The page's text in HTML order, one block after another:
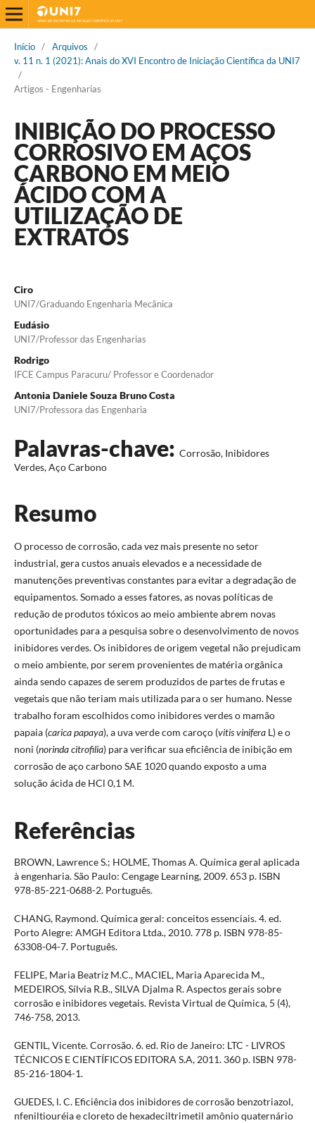
Início / Arquivos
/
v. 11 n. 1 (2021): Anais do XVI Encontro de Iniciação Científica da UNI7
/
Artigos - Engenharias
INIBIÇÃO DO PROCESSO
CORROSIVO EM AÇOS
CARBONO EM MEIO
ÁCIDO COM A
UTILIZAÇÃO DE
EXTRATOS
Ciro
UNI7/Graduando Engenharia Mecânica
Eudásio
UNI7/Professor das Engenharias
Rodrigo
IFCE Campus Paracuru/ Professor e Coordenador
Antonia Daniele Souza Bruno Costa
UNI7/Professora das Engenharia
Palavras-chave: Corrosão, Inibidores
Verdes, Aço Carbono
Resumo
O processo de corrosão, cada vez mais presente no setor
industrial, gera custos anuais elevados e a necessidade de
manutenções preventivas constantes para evitar a degradação de
equipamentos. Somado a esses fatores, as novas políticas de
redução de produtos tóxicos ao meio ambiente abrem novas
oportunidades para a pesquisa sobre o desenvolvimento de novos
inibidores verdes. Os inibidores de origem vegetal não prejudicam
o meio ambiente, por serem provenientes de matéria orgânica
ainda sendo capazes de serem produzidos de partes de frutas e
vegetais que não teriam mais utilizada para o ser humano. Nesse
trabalho foram escolhidos como inibidores verdes o mamão
papaia (carica papaya), a uva verde com caroço (vitis viniferaL) e o
noni (norinda citrofilia) para verificar sua eficiência de inibição em
corrosão de aço carbono SAE 1020 quando exposto a uma
solução ácida de HCl 0,1 M.
Referências
BROWN, Lawrence S.; HOLME, Thomas A. Química geral aplicada
à engenharia. São Paulo: Cengage Learning, 2009. 653 p. ISBN
978-85-221-0688-2. Português.
CHANG, Raymond. Química geral: conceitos essenciais. 4. ed.
Porto Alegre: AMGH Editora Ltda., 2010. 778 p. ISBN 978-85-
63308-04-7. Português.
FELIPE, Maria Beatriz M.C., MACIEL, Maria Aparecida M.,
MEDEIROS, Sílvia R.B., SILVA Djalma R. Aspectos gerais sobre
corrosão e inibidores vegetais. Revista Virtual de Química, 5 (4),
746-758, 2013.
GENTIL, Vicente. Corrosão. 6. ed. Rio de Janeiro: LTC - LIVROS
TÉCNICOS E CIENTÍFICOS EDITORA S.A, 2011. 360 p. ISBN 978-
85-216-1804-1.
GUEDES, l. C. Eficiência dos inibidores de corrosão benzotriazol,
nfeniltiouréia e cloreto de hexadeciltrimetil amônio quaternário